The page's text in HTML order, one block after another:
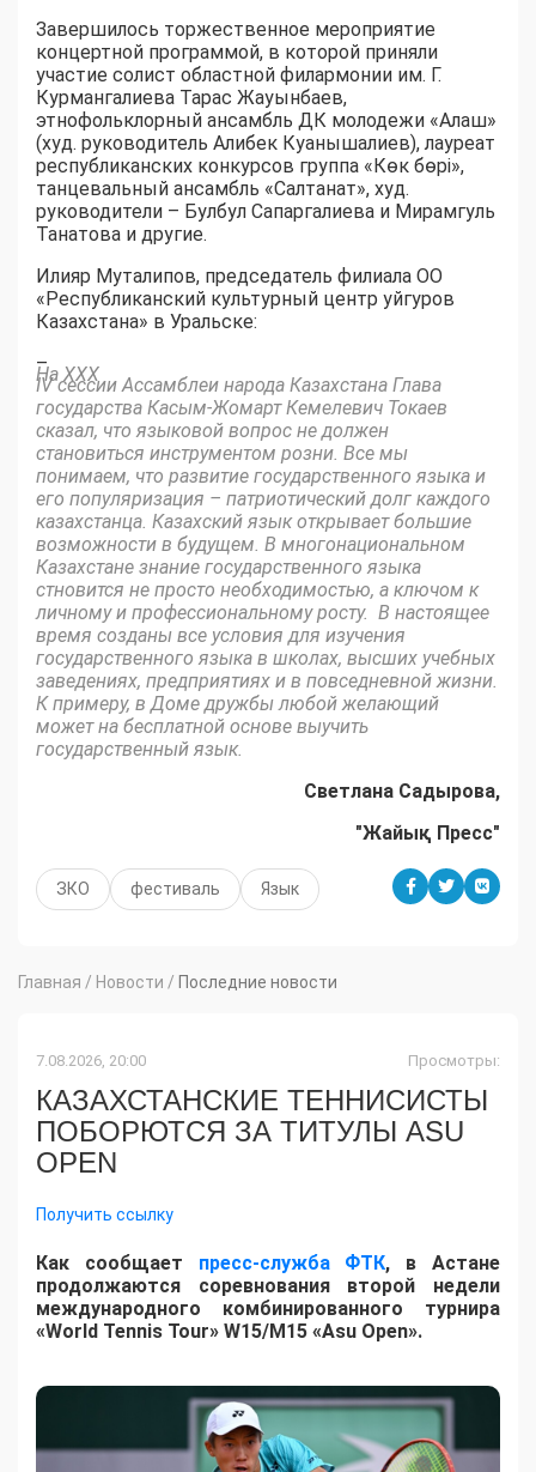
Завершилось торжественное мероприятие
концертной программой, в которой приняли
участие солист областной филармонии им. Г.
Курмангалиева Тарас Жауынбаев,
этнофольклорный ансамбль ДК молодежи «Алаш»
(худ. руководитель Алибек Куанышалиев), лауреат
республиканских конкурсов группа «Көк бөрі»,
танцевальный ансамбль «Салтанат», худ.
руководители – Булбул Сапаргалиева и Мирамгуль
Танатова и другие.
Илияр Муталипов, председатель филиала ОО
«Республиканский культурный центр уйгуров
Казахстана» в Уральске:
–
На ХХХ
IV сессии Ассамблеи народа Казахстана Глава
государства Касым-Жомарт Кемелевич Токаев
сказал, что языковой вопрос не должен
становиться инструментом розни. Все мы
понимаем, что развитие государственного языка и
его популяризация – патриотический долг каждого
казахстанца. Казахский язык открывает большие
возможности в будущем. В многонациональном
Казахстане знание государственного языка
стновится не просто необходимостью, а ключом к
личному и профессиональному росту. В настоящее
время созданы все условия для изучения
государственного языка в школах, высших учебных
заведениях, предприятиях и в повседневной жизни.
К примеру, в Доме дружбы любой желающий
может на бесплатной основе выучить
государственный язык.
Светлана Садырова,
"Жайық Пресс"
ЗКО фестиваль Язык
Главная / Новости / Последние новости
7.08.2026, 20:00 Просмотры:
КАЗАХСТАНСКИЕ ТЕННИСИСТЫ
ПОБОРЮТСЯ ЗА ТИТУЛЫ ASU
OPEN
Получить ссылку
Как сообщает пресс-служба ФТК, в Астане
продолжаются соревнования второй недели
международного комбинированного турнира
«World Tennis Tour» W15/M15 «Asu Open».